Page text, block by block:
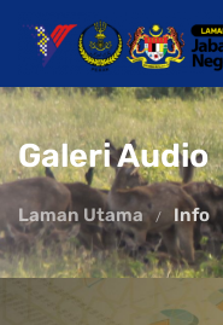
Galeri Audio
Laman Utama Info